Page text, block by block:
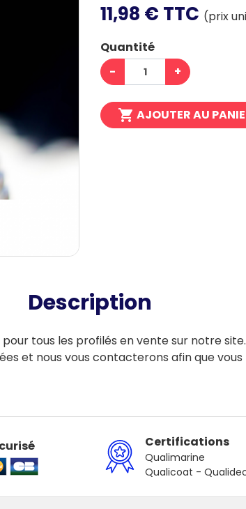
11,98 € TTC (prix
Quantité
-
+
 AJOUTER AU
Description
tous les profilés en vente sur notre
et nous vous contacterons afin que
Certifications
Qualimarine
Qualicoat -